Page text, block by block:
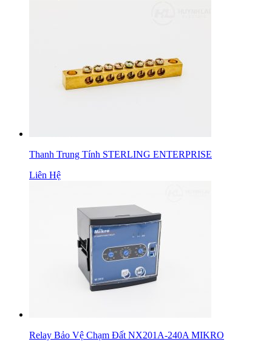
Thanh Trung Tính STERLING ENTERPRISE
Liên Hệ
Relay Bảo Vệ Chạm Đất NX201A-240A MIKRO